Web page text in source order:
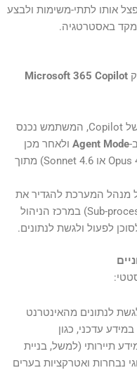
אותו לתתי-משימות ולבצע
באסטרטגיה.
Microsoft 365 Copilot
בסרגל הצידי של Copilot, המשתמש נכנס
Agent Modeולאחר מכן
בוחר במודל של Claude (כמו Opus 4.6 או Sonnet 4.6) מתוך
מנהל המערכת להגדיר את
Anthropic כ"מעבד משנה" (Sub-processor) במרכז הניהול
לנתונים מהאינטרנט
עדכני, כגון
תיירותי (למשל, בניית
נבחרות ואטרקציות בערים